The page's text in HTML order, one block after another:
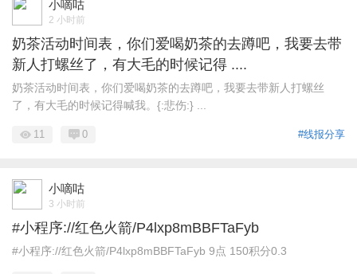
小嘀咕
2 小时前
奶茶活动时间表，你们爱喝奶茶的去蹲吧，我要去带
新人打螺丝了，有大毛的时候记得 ....
奶茶活动时间表，你们爱喝奶茶的去蹲吧，我要去带新人打螺丝
了，有大毛的时候记得喊我。{:悲伤:} ...
#线报分享
11 0
小嘀咕
3 小时前
#小程序://红色火箭/P4lxp8mBBFTaFyb
#小程序://红色火箭/P4lxp8mBBFTaFyb 9点 150积分0.3